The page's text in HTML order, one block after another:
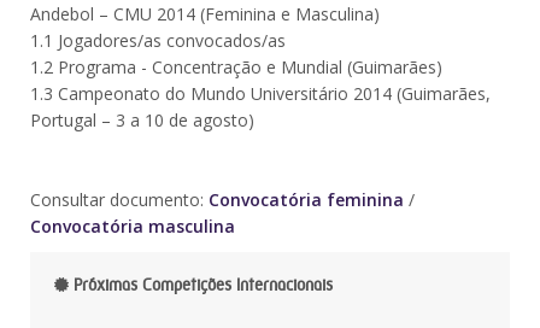
Andebol – CMU 2014 (Feminina e Masculina)
1.1 Jogadores/as convocados/as
1.2 Programa - Concentração e Mundial (Guimarães)
1.3 Campeonato do Mundo Universitário 2014 (Guimarães,
Portugal – 3 a 10 de agosto)
Consultar documento: Convocatória feminina /
Convocatória masculina
Próximas Competições Internacionais